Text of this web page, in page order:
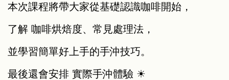
本次課程將帶大家從基礎認識咖啡開始，
了解 咖啡烘焙度、常見處理法，
並學習簡單好上手的手沖技巧。
最後還會安排 實際手沖體驗 ☀︎